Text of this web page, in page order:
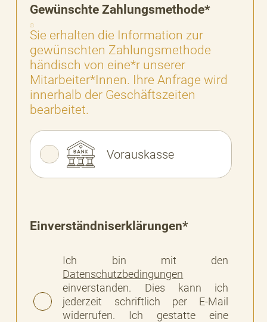
Gewünschte Zahlungsmethode*
Sie erhalten die Information zur
gewünschten Zahlungsmethode
händisch von eine*r unserer
Mitarbeiter*Innen. Ihre Anfrage wird
innerhalb der Geschäftszeiten
bearbeitet.
Vorauskasse
Einverständniserklärungen*
Ich bin mit den
Datenschutzbedingungen
einverstanden. Dies kann ich
jederzeit schriftlich per E-Mail
widerrufen. Ich gestatte eine